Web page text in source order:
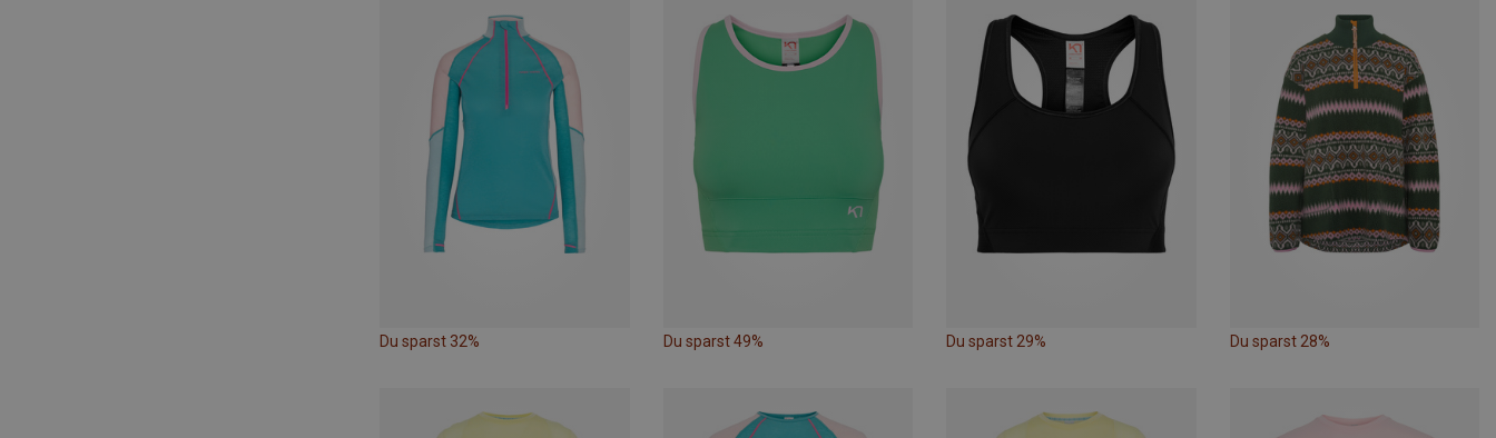
Du sparst 32% Du sparst 49% Du sparst 29% Du sparst 28%